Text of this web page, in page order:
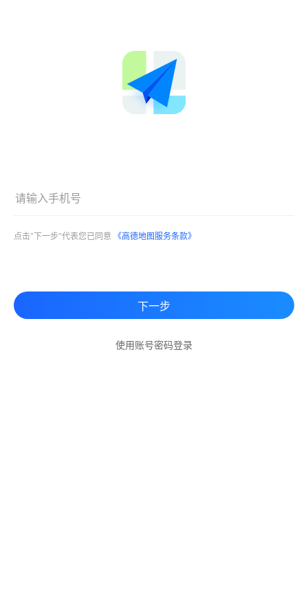
点击"下一步"代表您已同意 《高德地图服务条款》
下一步
使用账号密码登录